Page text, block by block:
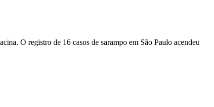
O registro de 16 casos de sarampo em São Paulo acendeu